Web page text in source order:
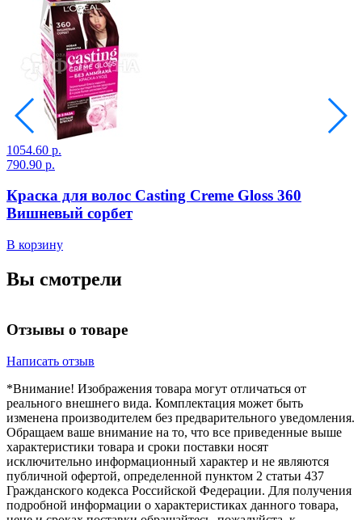
1054.60 р.
790.90 р.
Краска для волос Casting Creme Gloss 360
Вишневый сорбет
В корзину
Вы смотрели
Отзывы о товаре
Написать отзыв
*Внимание! Изображения товара могут отличаться от
реального внешнего вида. Комплектация может быть
изменена производителем без предварительного уведомления.
Обращаем ваше внимание на то, что все приведенные выше
характеристики товара и сроки поставки носят
исключительно информационный характер и не являются
публичной офертой, определенной пунктом 2 статьи 437
Гражданского кодекса Российской Федерации. Для получения
подробной информации о характеристиках данного товара,